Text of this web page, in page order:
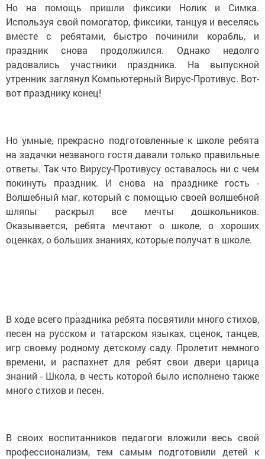
Но на помощь пришли фиксики Нолик и Симка.
Используя свой помогатор, фиксики, танцуя и веселясь
вместе с ребятами, быстро починили корабль, и
праздник снова продолжился. Однако недолго
радовались участники праздника. На выпускной
утренник заглянул Компьютерный Вирус-Противус. Вот-
вот празднику конец!
Но умные, прекрасно подготовленные к школе ребята
на задачки незваного гостя давали только правильные
ответы. Так что Вирусу-Противусу оставалось ни с чем
покинуть праздник. И снова на празднике гость -
Волшебный маг, который с помощью своей волшебной
шляпы раскрыл все мечты дошкольников.
Оказывается, ребята мечтают о школе, о хороших
оценках, о больших знаниях, которые получат в школе.
В ходе всего праздника ребята посвятили много стихов,
песен на русском и татарском языках, сценок, танцев,
игр своему родному детскому саду. Пролетит немного
времени, и распахнет для ребят свои двери царица
знаний - Школа, в честь которой было исполнено также
много стихов и песен.
В своих воспитанников педагоги вложили весь свой
профессионализм, тем самым подготовили детей к